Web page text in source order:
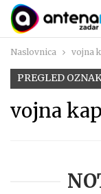
Naslovnica vojna
PREGLED
vojna